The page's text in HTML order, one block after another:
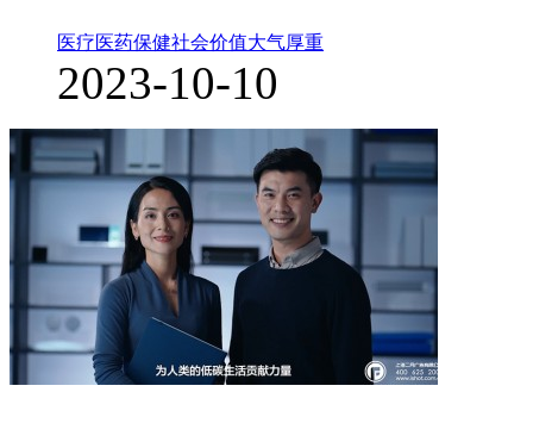
医疗医药保健社会价值大气厚重
2023-10-10